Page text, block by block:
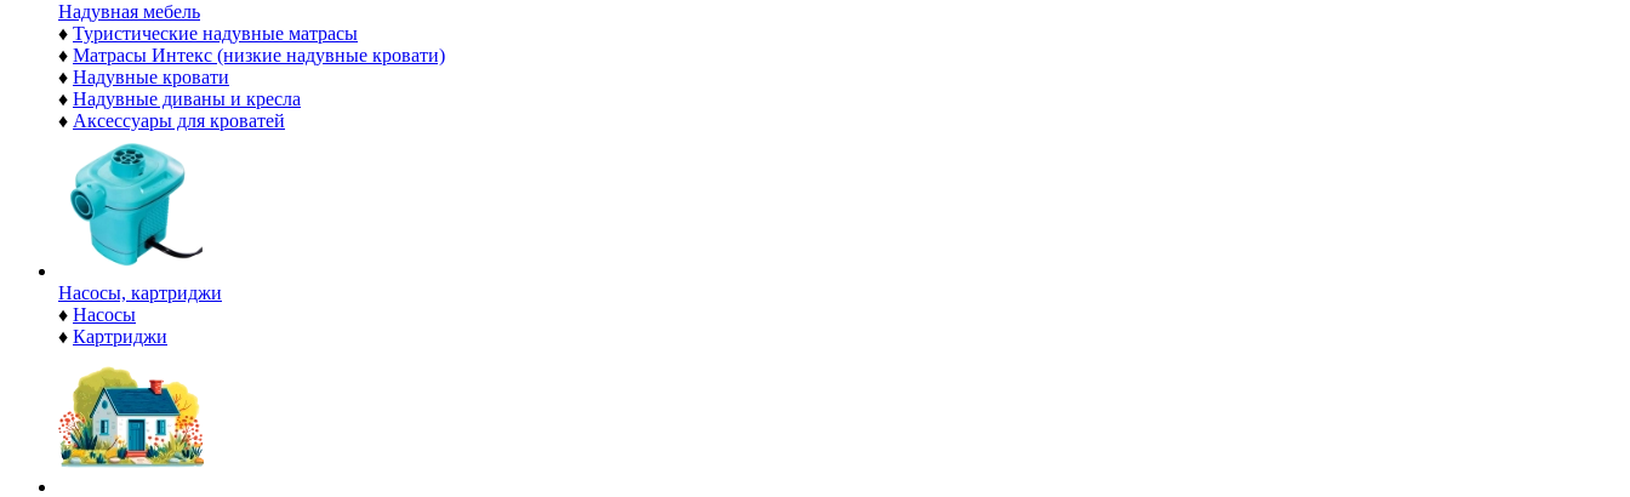
Надувная мебель
♦ Туристические надувные матрасы
♦ Матрасы Интекс (низкие надувные кровати)
♦ Надувные кровати
♦ Надувные диваны и кресла
♦ Аксессуары для кроватей
Насосы, картриджи
♦ Насосы
♦ Картриджи